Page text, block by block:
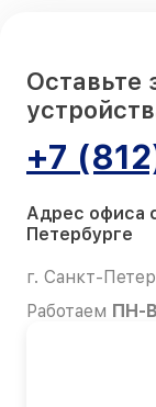
Оставьте
+7
Адрес офиса
Петербурге
г. Санкт-
Работаем ПН-